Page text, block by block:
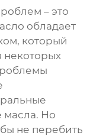
– это
обладает
который
некоторых
масла. Но
не перебить